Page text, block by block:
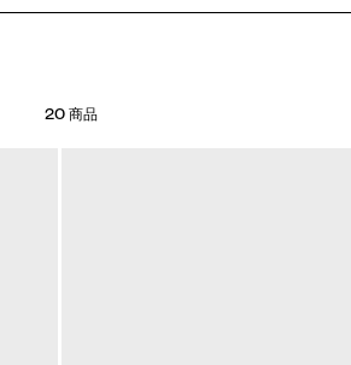
20 商品